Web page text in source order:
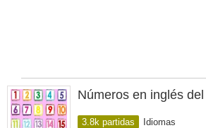
Números en inglés
3.8k partidas Idiomas